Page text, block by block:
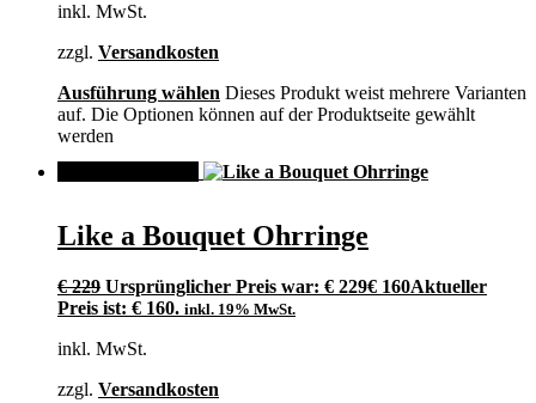
inkl. MwSt.
zzgl. Versandkosten
Ausführung wählen Dieses Produkt weist mehrere Varianten
auf. Die Optionen können auf der Produktseite gewählt
werden
Like a Bouquet Ohrringe
€229 Ursprünglicher Preis war: € 229€ 160Aktueller
Preis ist: € 160. inkl. 19% MwSt.
inkl. MwSt.
zzgl. Versandkosten